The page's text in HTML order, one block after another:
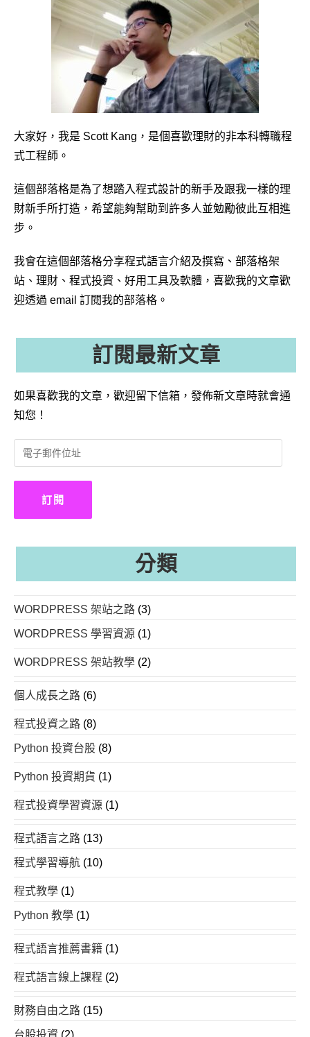
大家好，我是 Scott Kang，是個喜歡理財的非本科轉職程
式工程師。
這個部落格是為了想踏入程式設計的新手及跟我一樣的理
財新手所打造，希望能夠幫助到許多人並勉勵彼此互相進
步。
我會在這個部落格分享程式語言介紹及撰寫、部落格架
站、理財、程式投資、好用工具及軟體，喜歡我的文章歡
迎透過 email 訂閱我的部落格。
訂閱最新文章
如果喜歡我的文章，歡迎留下信箱，發佈新文章時就會通
知您！
子
郵
位
訂閱
分類
WORDPRESS 架站之路 (3)
WORDPRESS 學習資源 (1)
WORDPRESS 架站教學 (2)
個人成長之路 (6)
程式投資之路 (8)
Python 投資台股 (8)
Python 投資期貨 (1)
程式投資學習資源 (1)
程式語言之路 (13)
程式學習導航 (10)
程式教學 (1)
Python 教學 (1)
程式語言推薦書籍 (1)
程式語言線上課程 (2)
財務自由之路 (15)